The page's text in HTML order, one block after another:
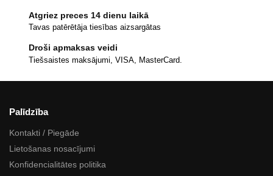
Atgriez preces 14 dienu laikā
Tavas patērētāja tiesības aizsargātas
Droši apmaksas veidi
Tiešsaistes maksājumi, VISA, MasterCard.
Palīdzība
Kontakti / Piegāde
Lietošanas nosacījumi
Konfidencialitātes politika